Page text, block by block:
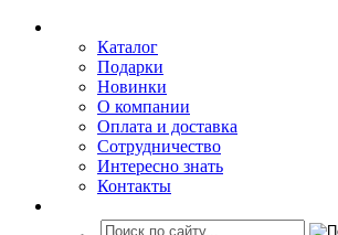
Каталог
Подарки
Новинки
О компании
Оплата и доставка
Сотрудничество
Интересно знать
Контакты